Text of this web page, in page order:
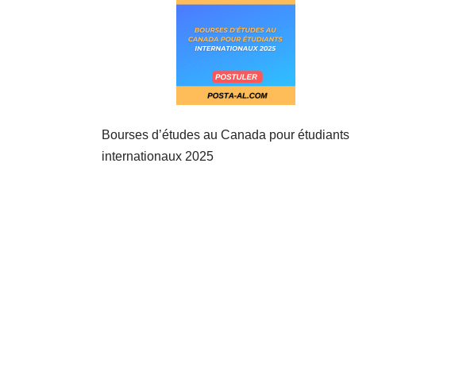
Bourses d’études au Canada pour étudiants
internationaux 2025